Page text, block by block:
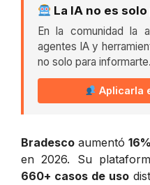
La IA no es
En la comunidad la
agentes IA y
no solo para informarte.
Aplicarla
Bradesco aumentó
en 2026. Su
660+ casos de uso